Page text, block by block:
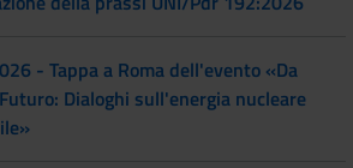
- Tappa a Roma dell'evento «Da
Dialoghi sull'energia nucleare